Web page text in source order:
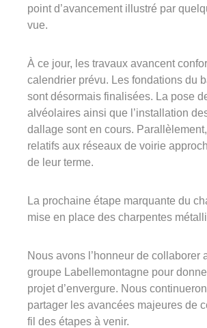
Lundi au vendredi ( 8h00 – 17h00 )
point d’avancement illustré par
vue.
À ce jour, les travaux avancent
calendrier prévu. Les fondations du
sont désormais finalisées. La pose
alvéolaires ainsi que l’installation
dallage sont en cours.
relatifs aux réseaux de voirie
de leur terme.
La prochaine étape marquante du
mise en place des charpentes
Nous avons l’honneur de collaborer
groupe Labellemontagne pour
projet d’envergure. Nous
partager les avancées majeures de
fil des étapes à venir.